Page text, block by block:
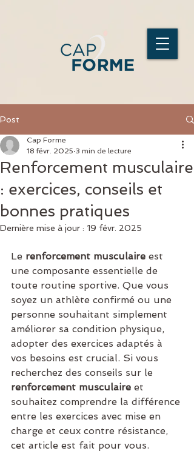
Post
Renforcement musculaire
: exercices, conseils et
bonnes pratiques
Cap Forme
18 févr. 2025 3 min de lecture
Dernière mise à jour : 19 févr. 2025
Le renforcement musculaire est
une composante essentielle de
toute routine sportive. Que vous
soyez un athlète confirmé ou une
personne souhaitant simplement
améliorer sa condition physique,
adopter des exercices adaptés à
vos besoins est crucial. Si vous
recherchez des conseils sur le
renforcement musculaire et
souhaitez comprendre la différence
entre les exercices avec mise en
charge et ceux contre résistance,
cet article est fait pour vous.